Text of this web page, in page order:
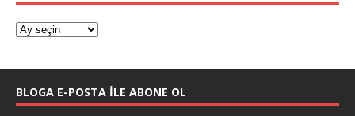
BLOGA E-POSTA ILE ABONE OL